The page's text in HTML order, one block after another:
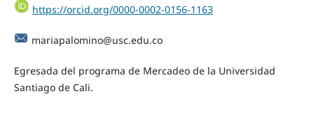
https://orcid.org/0000-0002-0156-1163
mariapalomino@usc.edu.co
Egresada del programa de Mercadeo de la Universidad
Santiago de Cali.